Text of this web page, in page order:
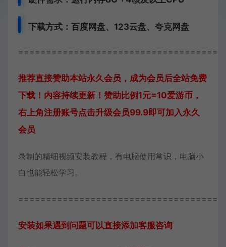
下载方式： 百度网盘、 123云盘、夸克网盘
推荐直接赞助本站永久会员，成为会员后全站免费
下载！内容持续更新！赞助比例1元=10爱游币，
右上角注册账号点击升级会员99.9即可加入永久
会员
录制的精细视频安装教程，有电脑使用常识，电脑小
白也能轻松学习。
安装如果遇到问题可以直接添加客服咨询